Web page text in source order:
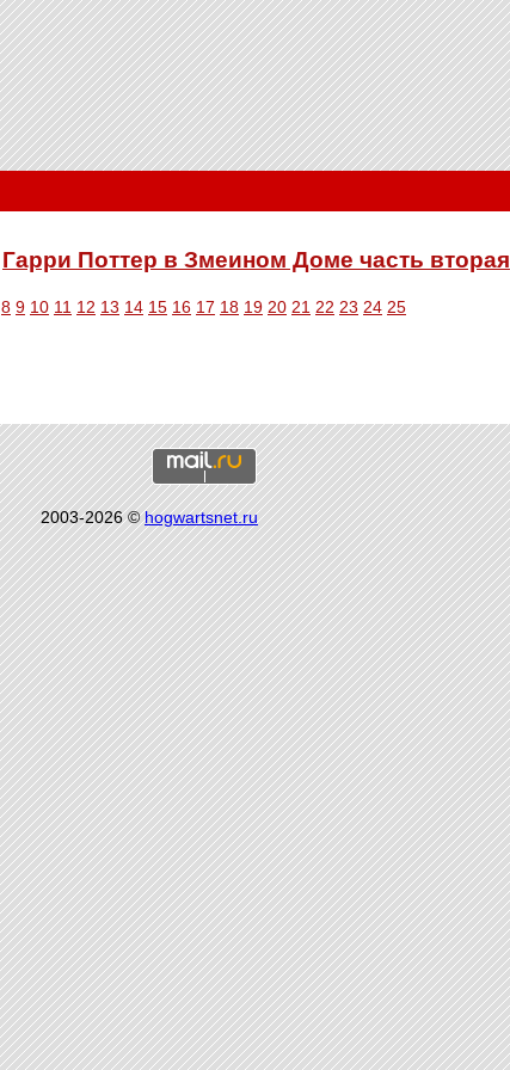
Гарри Поттер в Змеином Доме часть вторая
8 9 10 11 12 13 14 15 16 17 18 19 20 21 22 23 24 25
2003-2026 ©hogwartsnet.ru